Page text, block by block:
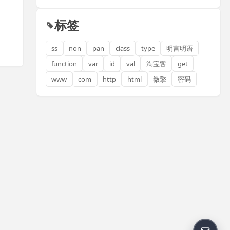
标签
ss non pan class type
明言明语
function
var id val 淘宝客
get
www
com http html 微擎 密码